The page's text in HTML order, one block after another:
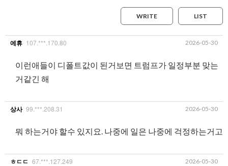
LIST
WRITE
에휴 107.***.170.80 2026-05-30
이런애들이 디폴트값이 된거보면 트럼프가 일정부분 맞는
거같긴 해
상사 99.***.208.31 2026-05-30
뭐 하는거야 할수 있지요. 나중에 일은 나중에 걱정하는거고
ㅎㄷㄷ 67.***.127.249 2026-05-30